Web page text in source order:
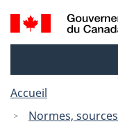
Recherche
et
Accueil
Normes,